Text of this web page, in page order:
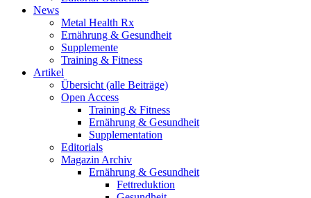
News
Metal Health Rx
Ernährung & Gesundheit
Supplemente
Training & Fitness
Artikel
Übersicht (alle Beiträge)
Open Access
Training & Fitness
Ernährung & Gesundheit
Supplementation
Editorials
Magazin Archiv
Ernährung & Gesundheit
Fettreduktion